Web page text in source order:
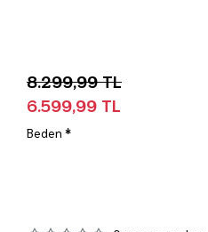
6.599,99 TL
8.299,99 TL
Beden